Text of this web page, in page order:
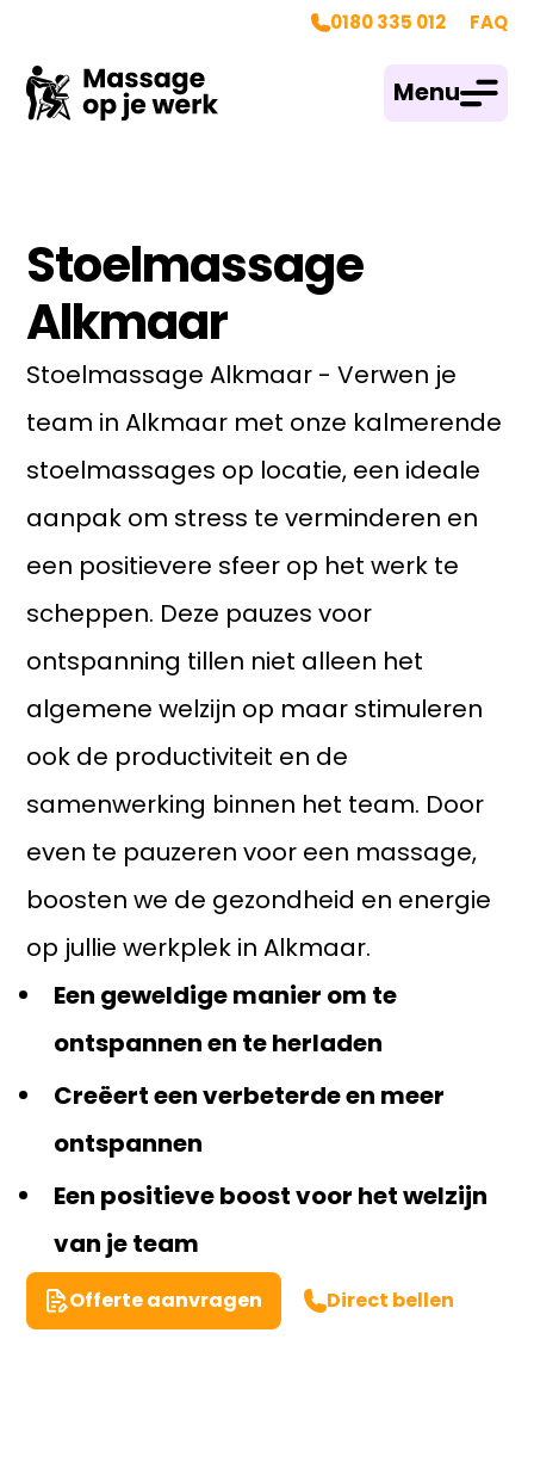
0180 335 012 FAQ
Menu
Stoelmassage
Alkmaar
Stoelmassage Alkmaar - Verwen je
team in Alkmaar met onze kalmerende
stoelmassages op locatie, een ideale
aanpak om stress te verminderen en
een positievere sfeer op het werk te
scheppen. Deze pauzes voor
ontspanning tillen niet alleen het
algemene welzijn op maar stimuleren
ook de productiviteit en de
samenwerking binnen het team. Door
even te pauzeren voor een massage,
boosten we de gezondheid en energie
op jullie werkplek in Alkmaar.
Een geweldige manier om te
ontspannen en te herladen
Creëert een verbeterde en meer
ontspannen
Een positieve boost voor het welzijn
van je team
Offerte aanvragen Direct bellen